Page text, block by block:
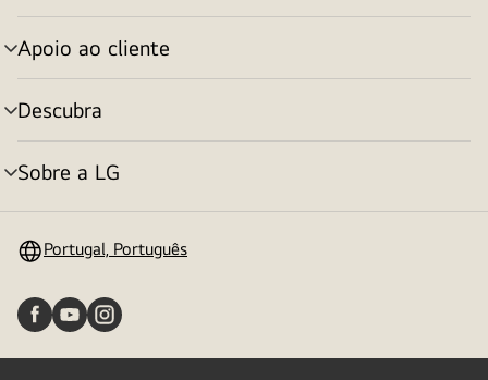
menu
Apoio ao cliente
alternar
menu
Descubra
alternar
menu
Sobre a LG
alternar
Portugal, Português